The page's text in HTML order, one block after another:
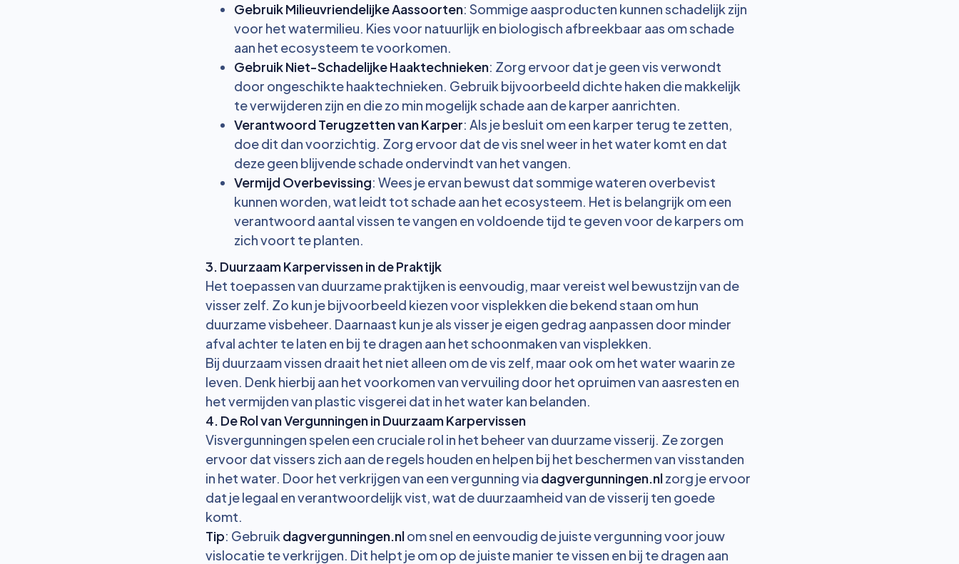
Gebruik Milieuvriendelijke Aassoorten: Sommige aasproducten kunnen schadelijk zijn
voor het watermilieu. Kies voor natuurlijk en biologisch afbreekbaar aas om schade
aan het ecosysteem te voorkomen.
Gebruik Niet-Schadelijke Haaktechnieken: Zorg ervoor dat je geen vis verwondt
door ongeschikte haaktechnieken. Gebruik bijvoorbeeld dichte haken die makkelijk
te verwijderen zijn en die zo min mogelijk schade aan de karper aanrichten.
Verantwoord Terugzetten van Karper: Als je besluit om een karper terug te zetten,
doe dit dan voorzichtig. Zorg ervoor dat de vis snel weer in het water komt en dat
deze geen blijvende schade ondervindt van het vangen.
Vermijd Overbevissing: Wees je ervan bewust dat sommige wateren overbevist
kunnen worden, wat leidt tot schade aan het ecosysteem. Het is belangrijk om een
verantwoord aantal vissen te vangen en voldoende tijd te geven voor de karpers om
zich voort te planten.
3. Duurzaam Karpervissen in de Praktijk
Het toepassen van duurzame praktijken is eenvoudig, maar vereist wel bewustzijn van de
visser zelf. Zo kun je bijvoorbeeld kiezen voor visplekken die bekend staan om hun
duurzame visbeheer. Daarnaast kun je als visser je eigen gedrag aanpassen door minder
afval achter te laten en bij te dragen aan het schoonmaken van visplekken.
Bij duurzaam vissen draait het niet alleen om de vis zelf, maar ook om het water waarin ze
leven. Denk hierbij aan het voorkomen van vervuiling door het opruimen van aasresten en
het vermijden van plastic visgerei dat in het water kan belanden.
4. De Rol van Vergunningen in Duurzaam Karpervissen
Visvergunningen spelen een cruciale rol in het beheer van duurzame visserij. Ze zorgen
ervoor dat vissers zich aan de regels houden en helpen bij het beschermen van visstanden
in het water. Door het verkrijgen van een vergunning via dagvergunningen.nlzorg je ervoor
dat je legaal en verantwoordelijk vist, wat de duurzaamheid van de visserij ten goede
komt.
Tip: Gebruik dagvergunningen.nlom snel en eenvoudig de juiste vergunning voor jouw
vislocatie te verkrijgen. Dit helpt je om op de juiste manier te vissen en bij te dragen aan